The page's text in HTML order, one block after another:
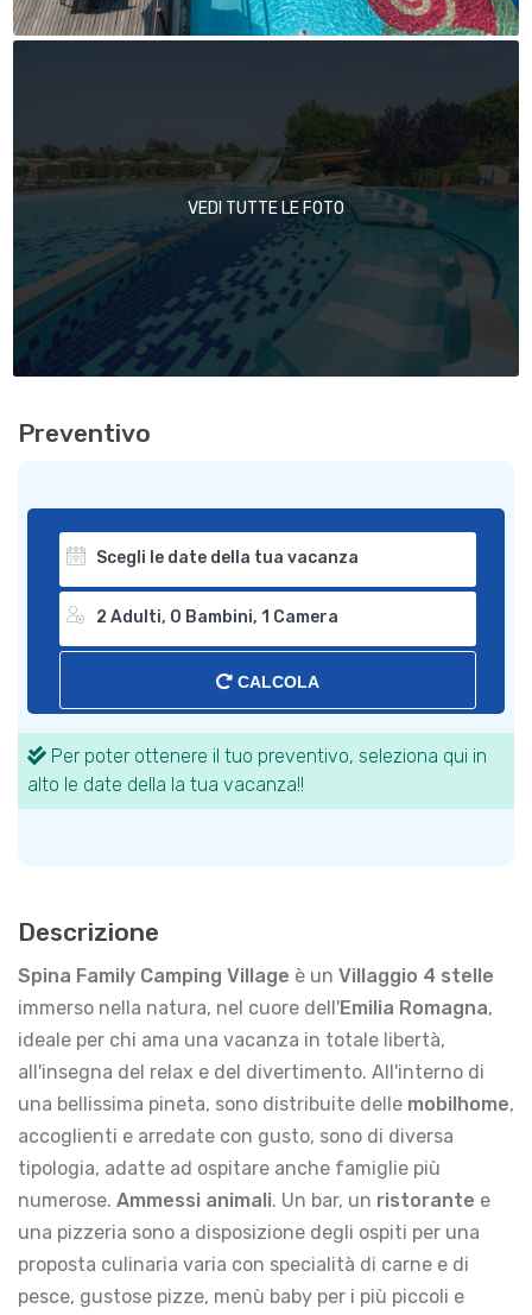
VEDI TUTTE LE FOTO
Preventivo
CALCOLA
Per poter ottenere il tuo preventivo, seleziona qui in
alto le date della la tua vacanza!!
Descrizione
Spina Family Camping Village è un Villaggio 4 stelle
immerso nella natura, nel cuore dell'Emilia Romagna,
ideale per chi ama una vacanza in totale libertà,
all'insegna del relax e del divertimento. All'interno di
una bellissima pineta, sono distribuite delle mobilhome,
accoglienti e arredate con gusto, sono di diversa
tipologia, adatte ad ospitare anche famiglie più
numerose. Ammessi animali. Un bar, un ristorante e
una pizzeria sono a disposizione degli ospiti per una
proposta culinaria varia con specialità di carne e di
pesce, gustose pizze, menù baby per i più piccoli e